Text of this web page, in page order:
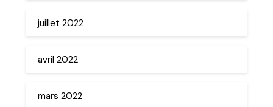
juillet 2022
avril 2022
mars 2022